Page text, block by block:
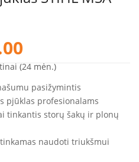
€459.00
€957.00
(24 mėn.)
pasižymintis
pjūklas profesionalams
tinkantis storų šakų ir plonų
naudoti triukšmui